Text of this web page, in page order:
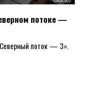
потоке —
поток — 3».